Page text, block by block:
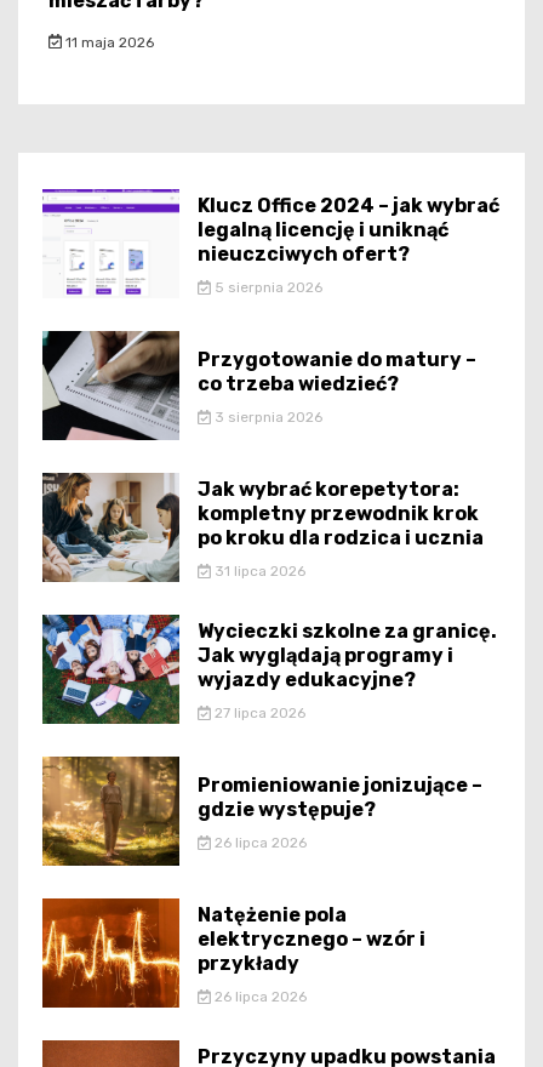
11 maja 2026
Klucz Office 2024 – jak wybrać
legalną licencję i uniknąć
nieuczciwych ofert?
5 sierpnia 2026
Przygotowanie do matury –
co trzeba wiedzieć?
3 sierpnia 2026
Jak wybrać korepetytora:
kompletny przewodnik krok
po kroku dla rodzica i ucznia
31 lipca 2026
Wycieczki szkolne za granicę.
Jak wyglądają programy i
wyjazdy edukacyjne?
27 lipca 2026
Promieniowanie jonizujące –
gdzie występuje?
26 lipca 2026
Natężenie pola
elektrycznego – wzór i
przykłady
26 lipca 2026
Przyczyny upadku powstania